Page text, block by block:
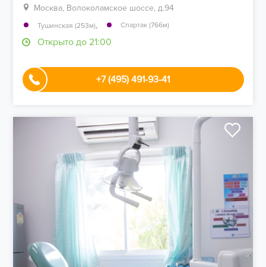
Москва, Волоколамское шоссе, д.94
Тушинская (253м), Спартак (766м)
Открыто до 21:00
+7 (495) 491-93-41